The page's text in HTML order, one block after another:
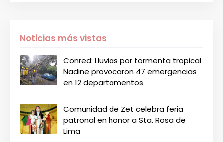
Noticias más vistas
Conred: Lluvias por tormenta tropical
Nadine provocaron 47 emergencias
en 12 departamentos
Comunidad de Zet celebra feria
patronal en honor a Sta. Rosa de
Lima